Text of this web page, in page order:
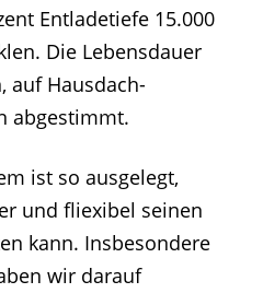
Entladetiefe 15.000
Die Lebensdauer
auf Hausdach-
abgestimmt.
ist so ausgelegt,
und fliexibel seinen
kann. Insbesondere
wir darauf